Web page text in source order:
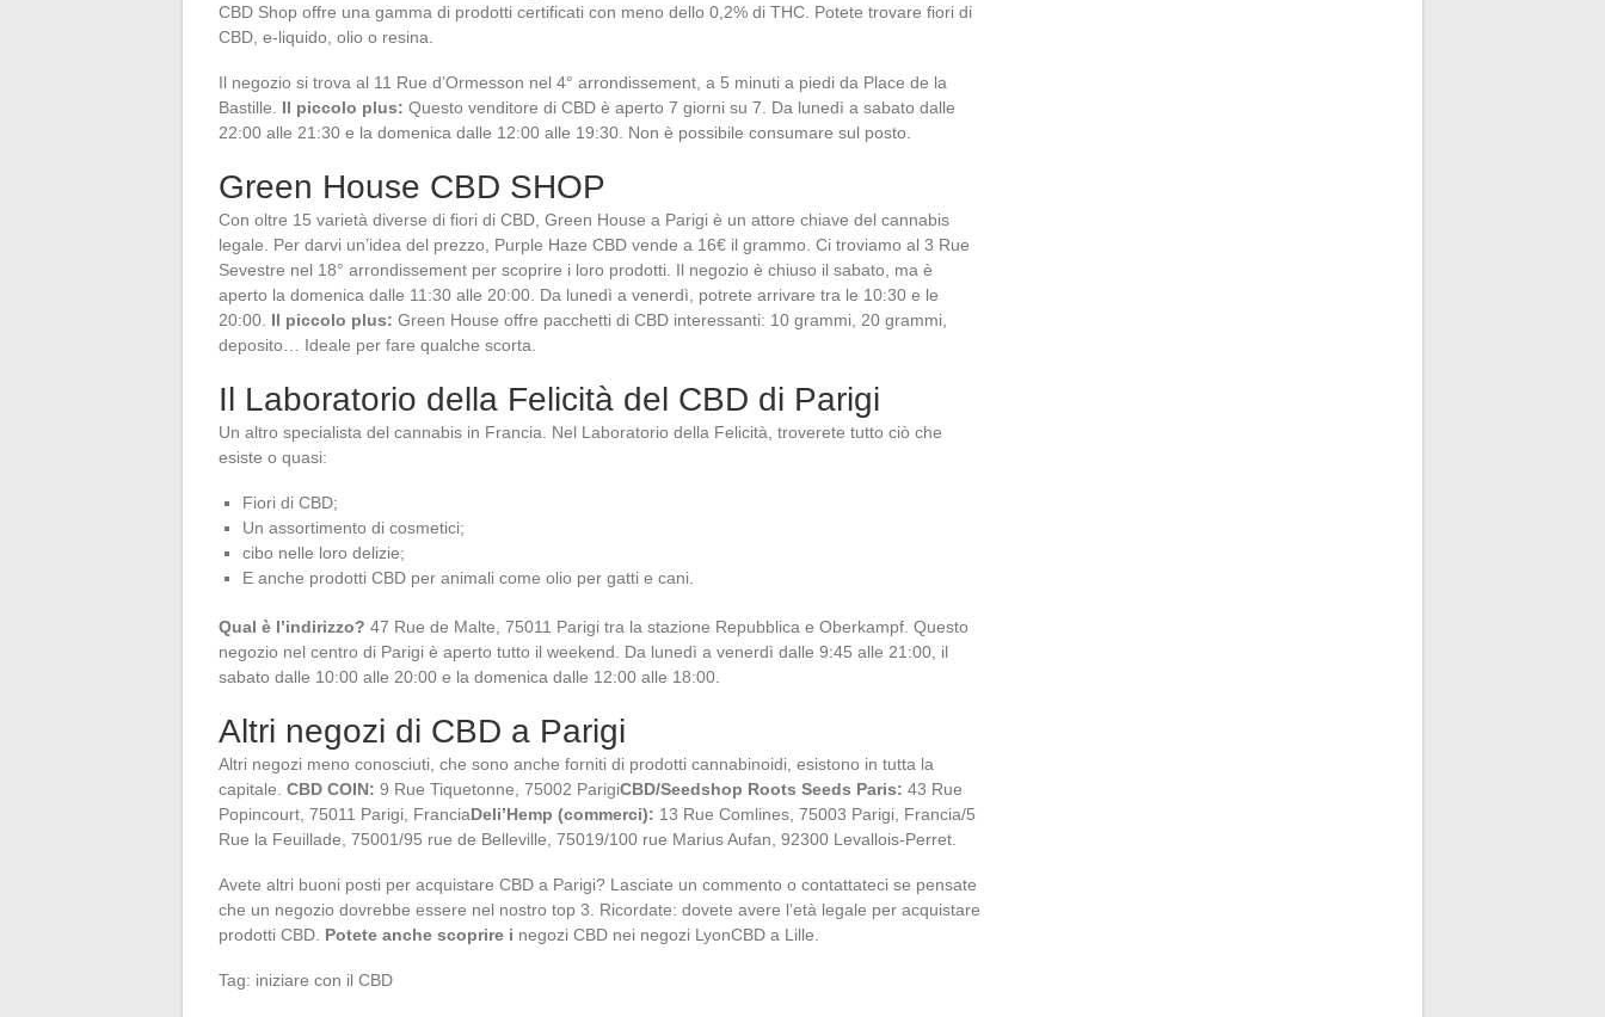
CBD Shop offre una gamma di prodotti certificati con meno dello 0,2% di THC. Potete trovare fiori di
CBD, e-liquido, olio o resina.
Il negozio si trova al 11 Rue d’Ormesson nel 4° arrondissement, a 5 minuti a piedi da Place de la
Bastille. Il piccolo plus: Questo venditore di CBD è aperto 7 giorni su 7. Da lunedì a sabato dalle
22:00 alle 21:30 e la domenica dalle 12:00 alle 19:30. Non è possibile consumare sul posto.
Green House CBD SHOP
Con oltre 15 varietà diverse di fiori di CBD, Green House a Parigi è un attore chiave del cannabis
legale. Per darvi un’idea del prezzo, Purple Haze CBD vende a 16€ il grammo. Ci troviamo al 3 Rue
Sevestre nel 18° arrondissement per scoprire i loro prodotti. Il negozio è chiuso il sabato, ma è
aperto la domenica dalle 11:30 alle 20:00. Da lunedì a venerdì, potrete arrivare tra le 10:30 e le
20:00. Il piccolo plus: Green House offre pacchetti di CBD interessanti: 10 grammi, 20 grammi,
deposito… Ideale per fare qualche scorta.
Il Laboratorio della Felicità del CBD di Parigi
Un altro specialista del cannabis in Francia. Nel Laboratorio della Felicità, troverete tutto ciò che
esiste o quasi:
Fiori di CBD;
Un assortimento di cosmetici;
cibo nelle loro delizie;
E anche prodotti CBD per animali come olio per gatti e cani.
Qual è l’indirizzo? 47 Rue de Malte, 75011 Parigi tra la stazione Repubblica e Oberkampf. Questo
negozio nel centro di Parigi è aperto tutto il weekend. Da lunedì a venerdì dalle 9:45 alle 21:00, il
sabato dalle 10:00 alle 20:00 e la domenica dalle 12:00 alle 18:00.
Altri negozi di CBD a Parigi
Altri negozi meno conosciuti, che sono anche forniti di prodotti cannabinoidi, esistono in tutta la
capitale. CBD COIN: 9 Rue Tiquetonne, 75002 ParigiCBD/Seedshop Roots Seeds Paris: 43 Rue
Popincourt, 75011 Parigi, FranciaDeli’Hemp (commerci): 13 Rue Comlines, 75003 Parigi, Francia/5
Rue la Feuillade, 75001/95 rue de Belleville, 75019/100 rue Marius Aufan, 92300 Levallois-Perret.
Avete altri buoni posti per acquistare CBD a Parigi? Lasciate un commento o contattateci se pensate
che un negozio dovrebbe essere nel nostro top 3. Ricordate: dovete avere l’età legale per acquistare
prodotti CBD. Potete anche scoprire i negozi CBD nei negozi LyonCBD a Lille.
Tag: iniziare con il CBD